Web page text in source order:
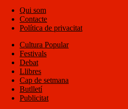
Qui som
Contacte
Política de privacitat
Cultura Popular
Festivals
Debat
Llibres
Cap de setmana
Butlletí
Publicitat